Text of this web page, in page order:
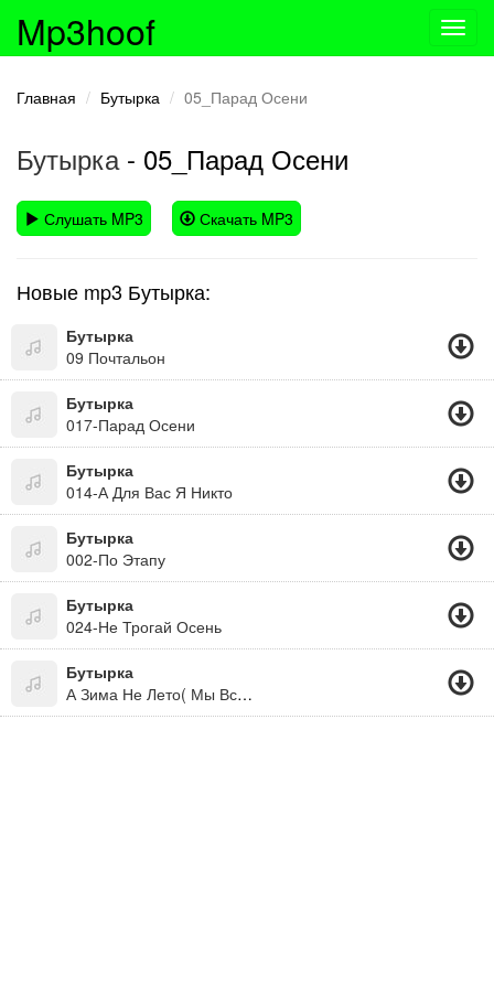
Mp3hoof
Главная Бутырка 05_Парад Осени
Бутырка- 05_Парад Осени
Слушать MP3 Скачать MP3
Новые mp3 Бутырка:
Бутырка
09 Почтальон
Бутырка
017-Парад Осени
Бутырка
014-А Для Вас Я Никто
Бутырка
002-По Этапу
Бутырка
024-Не Трогай Осень
Бутырка
А Зима Не Лето( Мы Все Живем Под Богом. Не Забывайте! )